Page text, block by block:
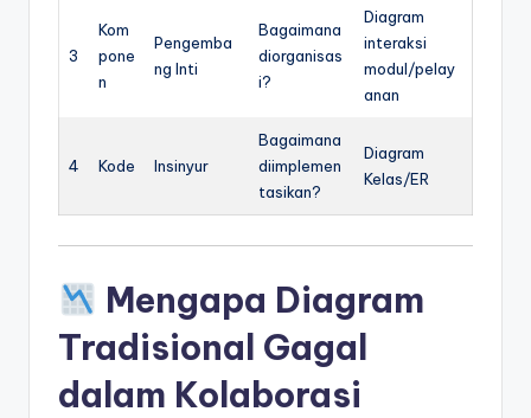
3
Kom
pone
n
Pengemba
ng Inti
Bagaimana
diorganisas
i?
Diagram
interaksi
modul/pelay
anan
4 Kode Insinyur
Bagaimana
diimplemen
tasikan?
Diagram
Kelas/ER
Mengapa Diagram
Tradisional Gagal
dalam Kolaborasi